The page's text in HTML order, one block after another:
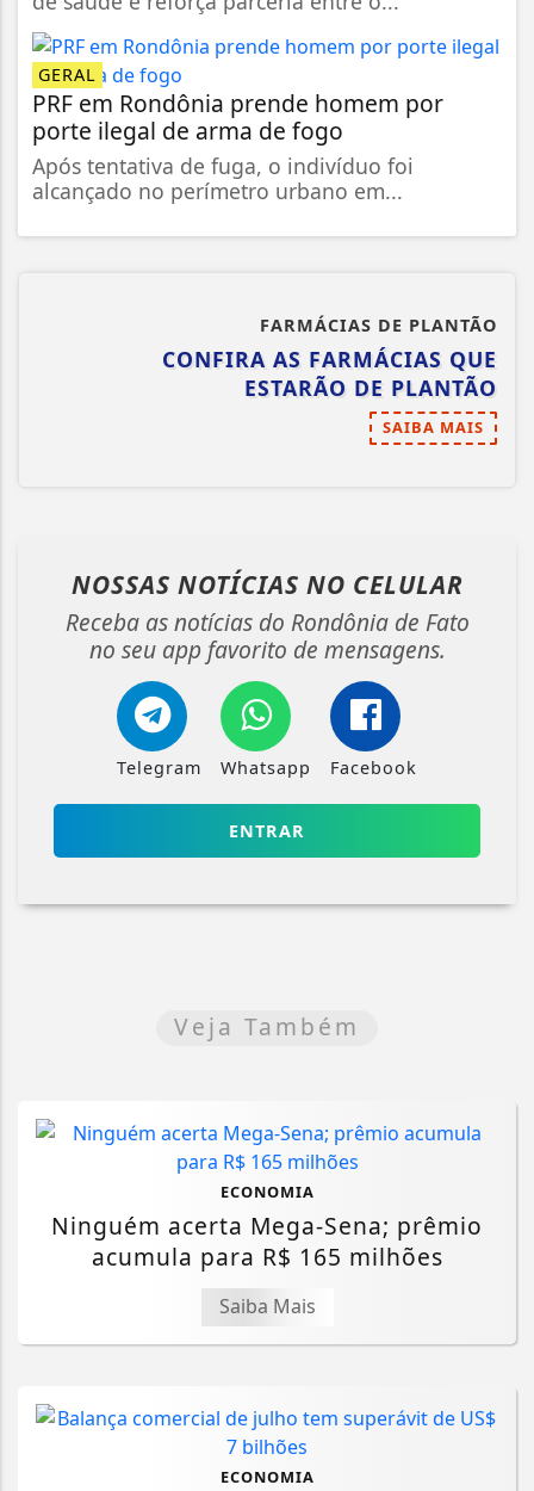
GERAL
PRF em Rondônia prende homem por
porte ilegal de arma de fogo
Após tentativa de fuga, o indivíduo foi
alcançado no perímetro urbano em...
FARMÁCIAS DE PLANTÃO
CONFIRA AS FARMÁCIAS QUE
ESTARÃO DE PLANTÃO
SAIBA MAIS
NOSSAS NOTÍCIAS NO CELULAR
Receba as notícias do Rondônia de Fato
no seu app favorito de mensagens.
Telegram Whatsapp Facebook
ENTRAR
Veja Também
ECONOMIA
Ninguém acerta Mega-Sena; prêmio
acumula para R$ 165 milhões
Saiba Mais
ECONOMIA